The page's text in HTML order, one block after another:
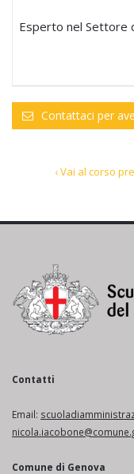
Esperto nel Settore
Contattaci per
‹ Vai al corso
Contatti
Email:
Comune di Genova